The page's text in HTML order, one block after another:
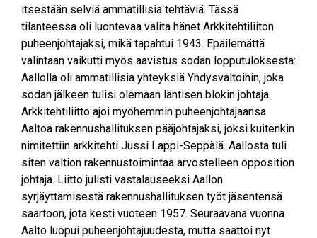
itsestään selviä ammatillisia tehtäviä. Tässä
tilanteessa oli luontevaa valita hänet Arkkitehtiliiton
puheenjohtajaksi, mikä tapahtui 1943. Epäilemättä
valintaan vaikutti myös aavistus sodan lopputuloksesta:
Aallolla oli ammatillisia yhteyksiä Yhdysvaltoihin, joka
sodan jälkeen tulisi olemaan läntisen blokin johtaja.
Arkkitehtiliitto ajoi myöhemmin puheenjohtajaansa
Aaltoa rakennushallituksen pääjohtajaksi, joksi kuitenkin
nimitettiin arkkitehti Jussi Lappi-Seppälä. Aallosta tuli
siten valtion rakennustoimintaa arvostelleen opposition
johtaja. Liitto julisti vastalauseeksi Aallon
syrjäyttämisestä rakennushallituksen työt jäsentensä
saartoon, jota kesti vuoteen 1957. Seuraavana vuonna
Aalto luopui puheenjohtajuudesta, mutta saattoi nyt